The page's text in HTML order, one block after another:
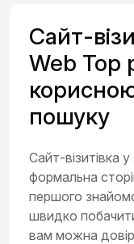
Сайт-
Web Top
корисною
пошуку
Сайт-візитівка
формальна
першого
швидко
вам можна